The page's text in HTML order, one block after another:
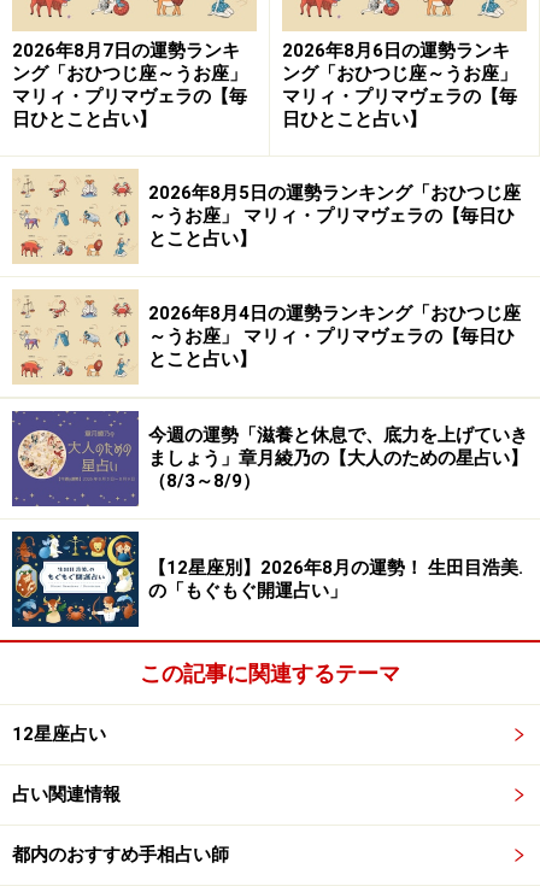
自分らしさを意識して行動すると、ツキを呼べそう。
＞【12星座別】今月の全体運1位の星座は？
8位：おひつじ座／牡羊座（3月21日～4月
19日生まれ）
気分が憂鬱（ゆううつ）になりそう。心の安定を保つよ
うリラックスして。
＞【12星座別】今月の全体運1位の星座は？
7位：てんびん座／天秤座（9月23日～10月
23日生まれ）
2026年8月7日の運勢ランキ
ング「おひつじ座～うお座」
マリィ・プリマヴェラの【毎
日ひとこと占い】
2026年8月6日の運勢ランキ
ング「おひつじ座～うお座」
マリィ・プリマヴェラの【毎
日ひとこと占い】
2026年8月5日の運勢ランキング「おひつじ座
～うお座」 マリィ・プリマヴェラの【毎日ひ
とこと占い】
2026年8月4日の運勢ランキング「おひつじ座
～うお座」 マリィ・プリマヴェラの【毎日ひ
とこと占い】
今週の運勢「滋養と休息で、底力を上げていき
ましょう」章月綾乃の【大人のための星占い】
（8/3～8/9）
【12星座別】2026年8月の運勢！ 生田目浩美.
の「もぐもぐ開運占い」
この記事に関連するテーマ
12星座占い
占い関連情報
都内のおすすめ手相占い師